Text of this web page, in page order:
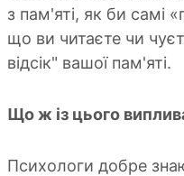
з пам'яті, як би самі
що ви читаєте чи
відсік" вашої пам'яті.
Що ж із цього
Психологи добре